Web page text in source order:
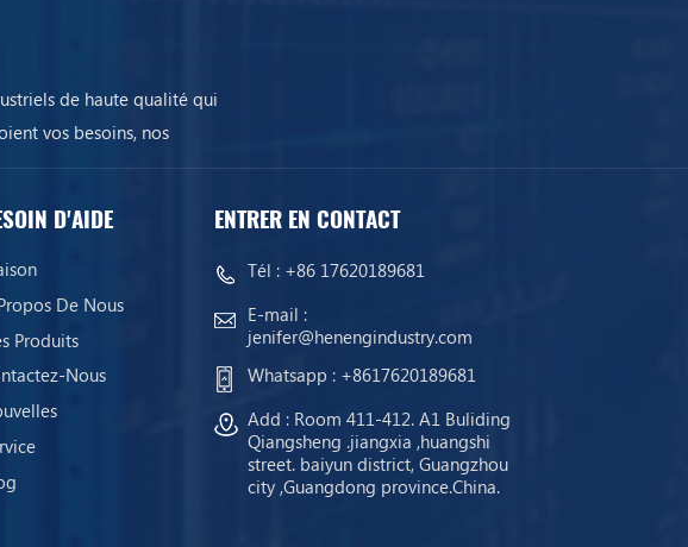
de haute qualité qui
vos besoins, nos
activité.
D'AIDE
De Nous
Produits
Nous
ENTRER EN CONTACT
Tél : +86 17620189681
E-mail :
jenifer@henengindustry.com
Whatsapp : +8617620189681
Add : Room 411-412. A1 Buliding
Qiangsheng .jiangxia ,huangshi
street. baiyun district, Guangzhou
city ,Guangdong province.China.